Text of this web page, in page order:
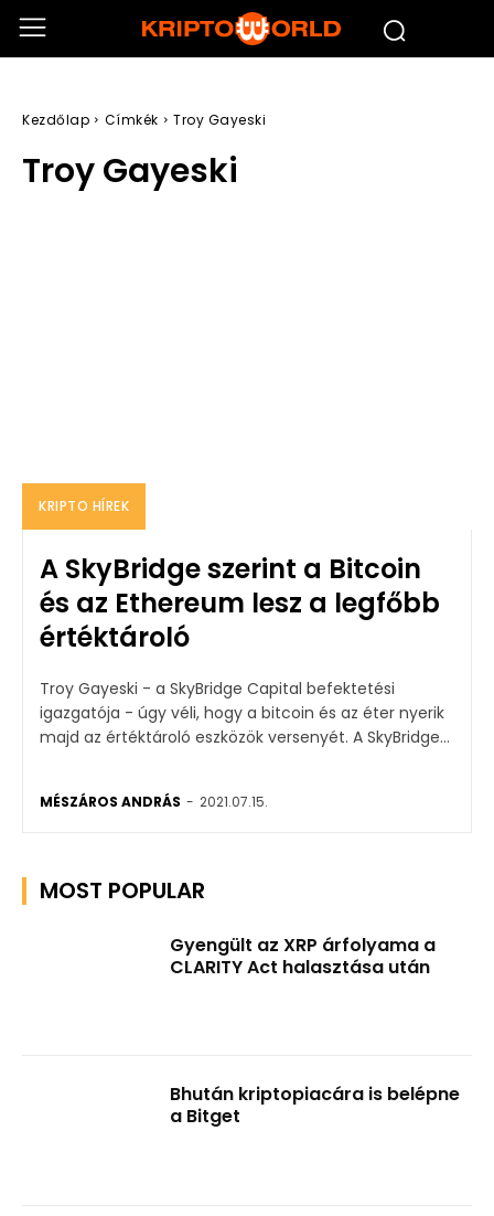
Kezdőlap Címkék Troy Gayeski
Troy Gayeski
KRIPTO HÍREK
A SkyBridge szerint a Bitcoin
és az Ethereum lesz a legfőbb
értéktároló
Troy Gayeski - a SkyBridge Capital befektetési
igazgatója - úgy véli, hogy a bitcoin és az éter nyerik
majd az értéktároló eszközök versenyét. A SkyBridge...
MÉSZÁROS ANDRÁS - 2021.07.15.
MOST POPULAR
Gyengült az XRP árfolyama a
CLARITY Act halasztása után
Bhután kriptopiacára is belépne
a Bitget